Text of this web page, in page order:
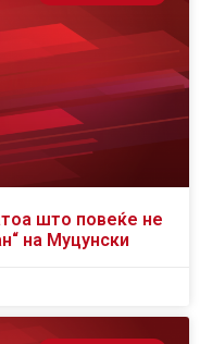
што повеќе не
на Муцунски